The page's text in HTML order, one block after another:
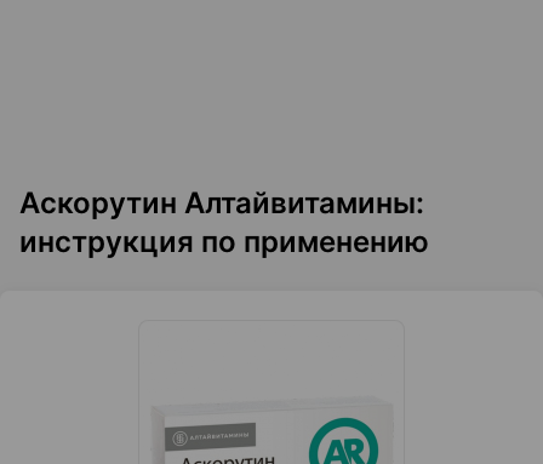
Аскорутин Алтайвитамины:
инструкция по применению